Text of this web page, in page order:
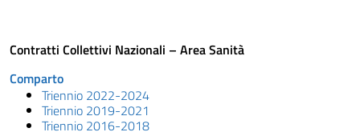
Contratti Collettivi Nazionali – Area Sanità
Comparto
Triennio 2022-2024
Triennio 2019-2021
Triennio 2016-2018